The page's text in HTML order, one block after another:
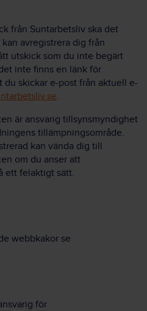
från Suntarbetsliv ska det
avregistrera dig från
utskick som du inte begärt
inte finns en länk för
du skickar e-post från aktuell e-
.
är ansvarig tillsynsmyndighet
tillämpningsområde.
kan vända dig till
om du anser att
ett felaktigt sätt.
webbkakor se
för